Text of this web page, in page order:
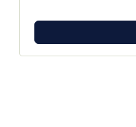
erleichtert
Übertragung und
Gbit/s für moderne